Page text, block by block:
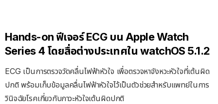
Hands-on ฟีเจอร์ ECG บน Apple Watch
Series 4 โดยสื่อต่างประเทศใน watchOS 5.1.2
ECG เป็นการตรวจวัดคลื่นไฟฟ้าหัวใจ เพื่อตรวจหาจังหวะหัวใจที่เต้นผิด
ปกติ พร้อมเก็บข้อมูลคลื่นไฟฟ้าหัวใจไว้เป็นตัวช่วยสำหรับแพทย์ในการ
วินิจฉัยโรคเกี่ยวกับภาวะหัวใจเต้นผิดปกติ